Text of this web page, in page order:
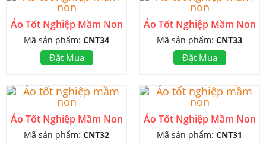
Áo Tốt Nghiệp Mầm Non
Mã sản phẩm: CNT34
Đặt Mua
Áo Tốt Nghiệp Mầm Non
Mã sản phẩm: CNT33
Đặt Mua
Áo Tốt Nghiệp Mầm Non
Mã sản phẩm: CNT32
Áo Tốt Nghiệp Mầm Non
Mã sản phẩm: CNT31